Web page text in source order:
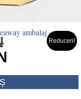
ambalaj
Prețul
inițial
a
fost:
58.00
Reduceri!